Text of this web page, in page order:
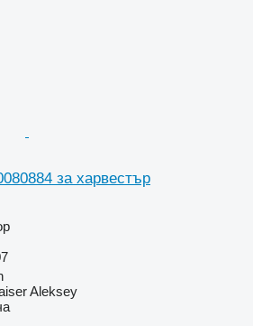
за харвестър
Aleksey